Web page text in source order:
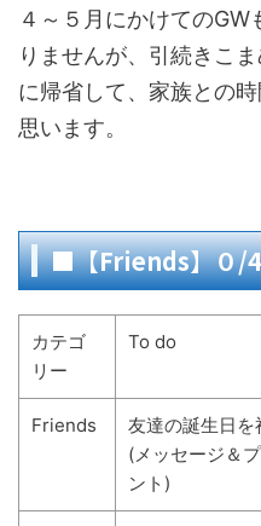
４～５月にかけての
りませんが、引続きこ
に帰省して、家族との
思います。
■【Friends】０/
カテゴ
リー
To do
Friends
友達の誕生日を
(メッセージ＆
ント)